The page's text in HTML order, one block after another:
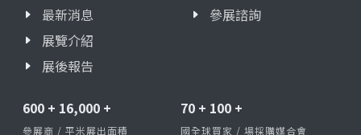
最新消息
展覽介紹
展後報告
參展諮詢
600 + 16,000 +
參展商 / 平米展出面積
70 + 100 +
國全球買家 / 場採購媒合會